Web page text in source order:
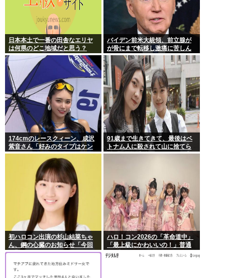
日本本土で一番の田舎なエリヤ
は何県のどこ地域だと思う？
バイデン前米大統領、前立腺が
が骨にまで転移し激痛に苦しん
でるもよう
174cmのレースクィーン、成沢
紫音さん「好みのタイプはケン
モメン」
91歳まで生きてきて、最後はベ
トナム人に殺されて山に捨てら
れるって日本終わってんだろ高
初ハロコン出演の杉山結菜ちゃ
ん、鋼の心臓のお知らせ「今回
も緊張してません」
ハロ！コン2026の「革命道中」
「最上級にかわいいの！」普通
に好評wwwww